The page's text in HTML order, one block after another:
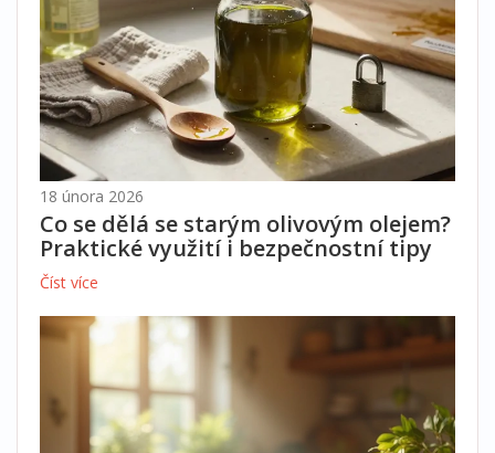
18 února 2026
Co se dělá se starým olivovým olejem?
Praktické využití i bezpečnostní tipy
Číst více